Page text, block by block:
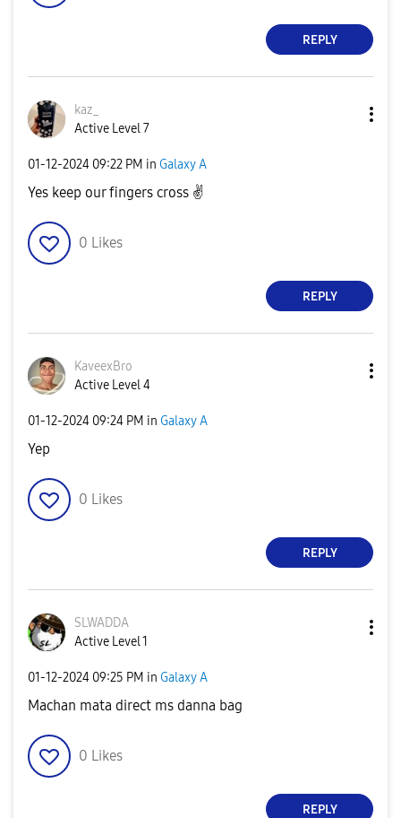
REPLY
kaz_
Active Level 7
‎01-12-2024 09:22 PM in Galaxy A
Yes keep our fingers cross ✌
0 Likes
REPLY
KaveexBro
Active Level 4
‎01-12-2024 09:24 PM in Galaxy A
Yep
0 Likes
REPLY
SLWADDA
Active Level 1
‎01-12-2024 09:25 PM in Galaxy A
Machan mata direct ms danna bag
0 Likes
REPLY